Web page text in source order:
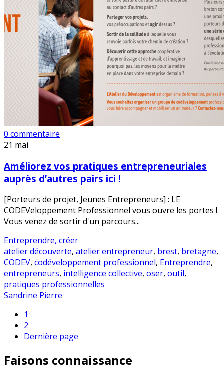
0 commentaire
21 mai
Améliorez vos pratiques entrepreneuriales
auprès d’autres pairs ici !
[Porteurs de projet, Jeunes Entrepreneurs] : LE
CODEVeloppement Professionnel vous ouvre les portes !
Vous venez de sortir d'un parcours...
Entreprendre, créer
atelier découverte, atelier entrepreneur, brest, bretagne,
CODEV, codéveloppement professionnel, Entreprendre,
entrepreneurs, intelligence collective, oser, outil,
pratiques professionnelles
Sandrine Pierre
1
2
Dernière page
Faisons connaissance